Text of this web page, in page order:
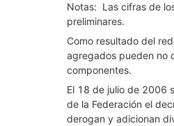
Notas: Las cifras de
preliminares.
Como resultado del
agregados pueden no
componentes.
El 18 de julio de 2006
de la Federación el
derogan y adicionan